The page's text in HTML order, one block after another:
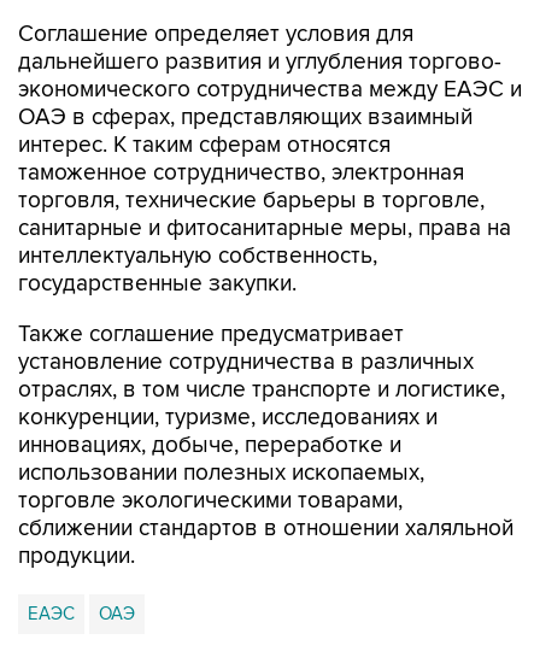
Соглашение определяет условия для
дальнейшего развития и углубления торгово-
экономического сотрудничества между ЕАЭС и
ОАЭ в сферах, представляющих взаимный
интерес. К таким сферам относятся
таможенное сотрудничество, электронная
торговля, технические барьеры в торговле,
санитарные и фитосанитарные меры, права на
интеллектуальную собственность,
государственные закупки.
Также соглашение предусматривает
установление сотрудничества в различных
отраслях, в том числе транспорте и логистике,
конкуренции, туризме, исследованиях и
инновациях, добыче, переработке и
использовании полезных ископаемых,
торговле экологическими товарами,
сближении стандартов в отношении халяльной
продукции.
ЕАЭС ОАЭ